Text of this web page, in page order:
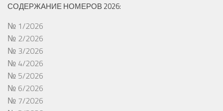
СОДЕРЖАНИЕ НОМЕРОВ 2026:
№ 1/2026
№ 2/2026
№ 3/2026
№ 4/2026
№ 5/2026
№ 6/2026
№ 7/2026